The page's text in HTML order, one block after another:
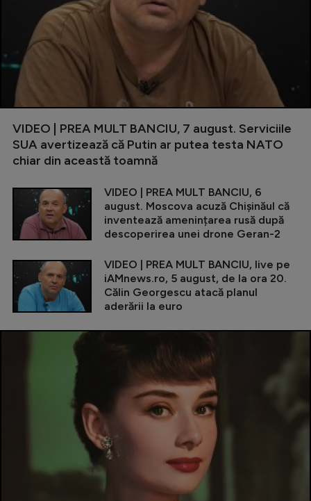
VIDEO | PREA MULT BANCIU, 7 august. Serviciile
SUA avertizează că Putin ar putea testa NATO
chiar din această toamnă
VIDEO | PREA MULT BANCIU, 6
august. Moscova acuză Chișinăul că
inventează amenințarea rusă după
descoperirea unei drone Geran-2
VIDEO | PREA MULT BANCIU, live pe
iAMnews.ro, 5 august, de la ora 20.
Călin Georgescu atacă planul
aderării la euro